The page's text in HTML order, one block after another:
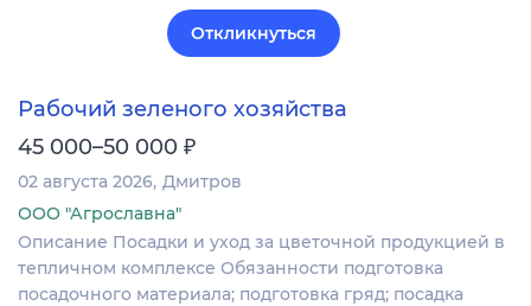
Откликнуться
Рабочий зеленого хозяйства
45 000–50 000 ₽
02 августа 2026 Дмитров
ООО "Агрославна"
Описание Посадки и уход за цветочной продукцией в
тепличном комплексе Обязанности подготовка
посадочного материала; подготовка гряд; посадка